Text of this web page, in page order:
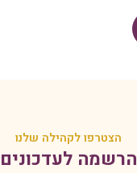
הצטרפו לקהילה שלנו
הרשמה לעדכונים